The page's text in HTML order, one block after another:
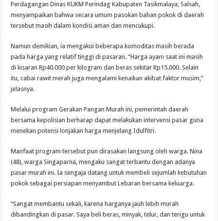
Perdagangan Dinas KUKM Perindag Kabupaten Tasikmalaya, Salsah,
menyampaikan bahwa secara umum pasokan bahan pokok di daerah
tersebut masih dalam kondisi aman dan mencukupi.
Namun demikian, ia mengakui beberapa komoditas masih berada
pada harga yang relatif tinggi di pasaran. “Harga ayam saat ini masih
di kisaran Rp40.000 per kilogram dan beras sekitar Rp15.000. Selain
itu, cabai rawit merah juga mengalami kenaikan akibat faktor musim,”
jelasnya.
Melalui program Gerakan Pangan Murah ini, pemerintah daerah
bersama kepolisian berharap dapat melakukan intervensi pasar guna
menekan potensi lonjakan harga menjelang Idulfitri.
Manfaat program tersebut pun dirasakan langsung oleh warga. Nina
(48), warga Singaparna, mengaku sangat terbantu dengan adanya
pasar murah ini. Ia sengaja datang untuk membeli sejumlah kebutuhan
pokok sebagai persiapan menyambut Lebaran bersama keluarga.
“Sangat membantu sekali, karena harganya jauh lebih murah
dibandingkan di pasar. Saya beli beras, minyak, telur, dan terigu untuk